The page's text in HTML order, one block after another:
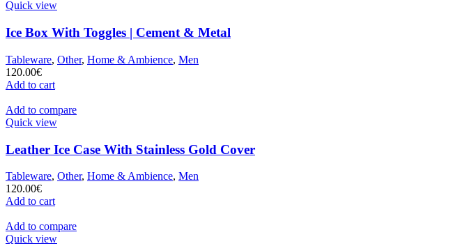
Quick view
Ice Box With Toggles | Cement & Metal
Tableware, Other, Home & Ambience, Men
120.00€
Add to cart
Add to compare
Quick view
Leather Ice Case With Stainless Gold Cover
Tableware, Other, Home & Ambience, Men
120.00€
Add to cart
Add to compare
Quick view